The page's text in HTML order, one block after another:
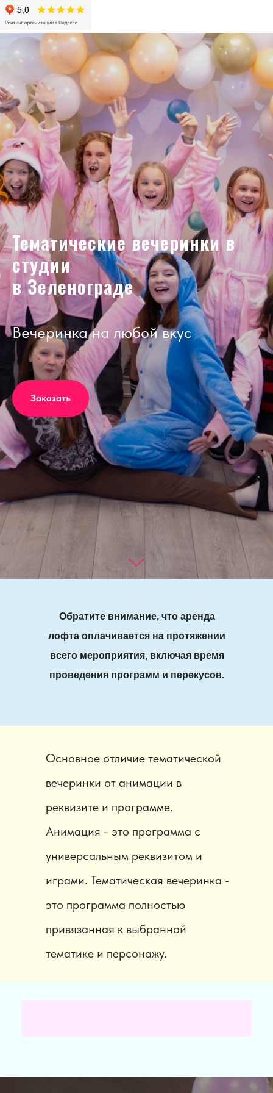
Тематические вечеринки в
студии
в Зеленограде
Вечеринка на любой вкус
Заказать
Обратите внимание, что аренда
лофта оплачивается на протяжении
всего мероприятия, включая время
проведения программ и перекусов.
Основное отличие тематической
вечеринки от анимации в
реквизите и программе.
Анимация - это программа с
универсальным реквизитом и
играми. Тематическая вечеринка -
это программа полностью
привязанная к выбранной
тематике и персонажу.